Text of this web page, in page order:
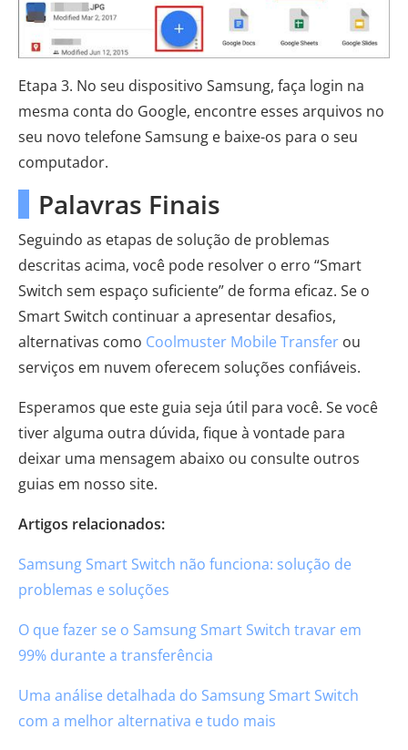
Etapa 3. No seu dispositivo Samsung, faça login na
mesma conta do Google, encontre esses arquivos no
seu novo telefone Samsung e baixe-os para o seu
computador.
Palavras Finais
Seguindo as etapas de solução de problemas
descritas acima, você pode resolver o erro “Smart
Switch sem espaço suficiente” de forma eficaz. Se o
Smart Switch continuar a apresentar desafios,
alternativas como Coolmuster Mobile Transfer ou
serviços em nuvem oferecem soluções confiáveis.
Esperamos que este guia seja útil para você. Se você
tiver alguma outra dúvida, fique à vontade para
deixar uma mensagem abaixo ou consulte outros
guias em nosso site.
Artigos relacionados:
Samsung Smart Switch não funciona: solução de
problemas e soluções
O que fazer se o Samsung Smart Switch travar em
99% durante a transferência
Uma análise detalhada do Samsung Smart Switch
com a melhor alternativa e tudo mais